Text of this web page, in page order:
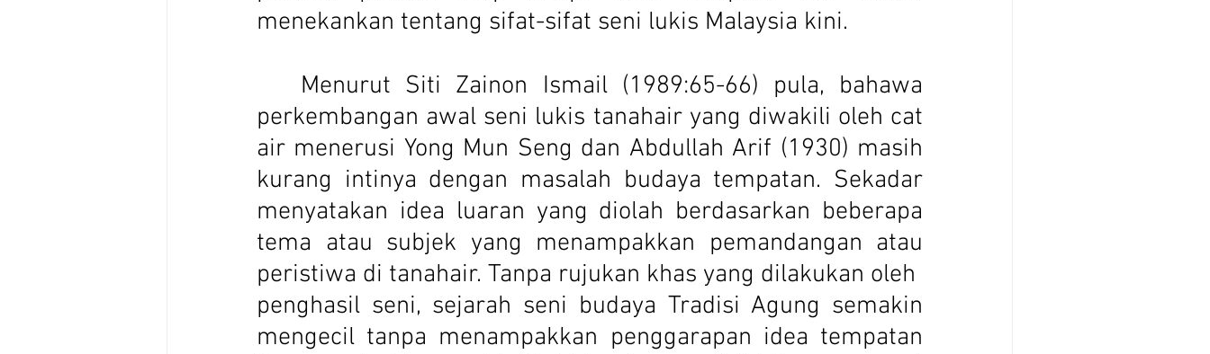
menekankan tentang sifat-sifat seni lukis Malaysia kini.
perkembangan awal seni lukis tanahair yang diwakili oleh cat
air menerusi Yong Mun Seng dan Abdullah Arif (1930) masih
kurang intinya dengan masalah budaya tempatan. Sekadar
menyatakan idea luaran yang diolah berdasarkan beberapa
tema atau subjek yang menampakkan pemandangan atau
peristiwa di tanahair. Tanpa rujukan khas yang dilakukan oleh
penghasil seni, sejarah seni budaya Tradisi Agung semakin
mengecil tanpa menampakkan penggarapan idea tempatan